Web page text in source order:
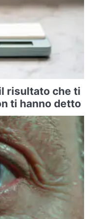
risultato che ti
ti hanno detto